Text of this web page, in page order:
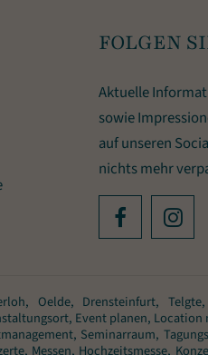
FOLGEN
Aktuelle
sowie
auf unseren
nichts mehr
Oelde, Drensteinfurt,
Event planen,
Seminarraum,
Messen, Hochzeitsmesse,